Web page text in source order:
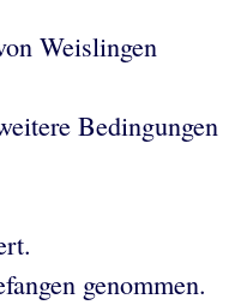
Weislingen
Bedingungen
genommen.